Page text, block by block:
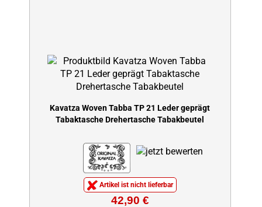
Kavatza Woven Tabba TP 21 Leder geprägt
Tabaktasche Drehertasche Tabakbeutel
Artikel ist nicht lieferbar
42,90 €